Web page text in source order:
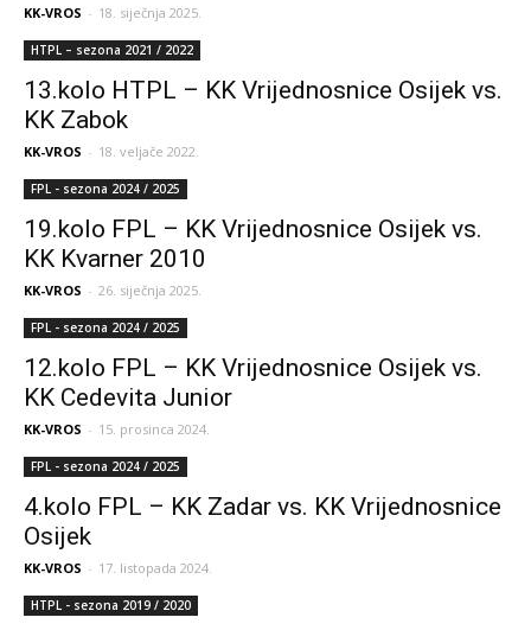
KK-VROS - 18. siječnja 2025.
HTPL – sezona 2021 / 2022
13.kolo HTPL – KK Vrijednosnice Osijek vs.
KK Zabok
KK-VROS - 18. veljače 2022.
FPL - sezona 2024 / 2025
19.kolo FPL – KK Vrijednosnice Osijek vs.
KK Kvarner 2010
KK-VROS - 26. siječnja 2025.
FPL - sezona 2024 / 2025
12.kolo FPL – KK Vrijednosnice Osijek vs.
KK Cedevita Junior
KK-VROS - 15. prosinca 2024.
FPL - sezona 2024 / 2025
4.kolo FPL – KK Zadar vs. KK Vrijednosnice
Osijek
KK-VROS - 17. listopada 2024.
HTPL - sezona 2019 / 2020